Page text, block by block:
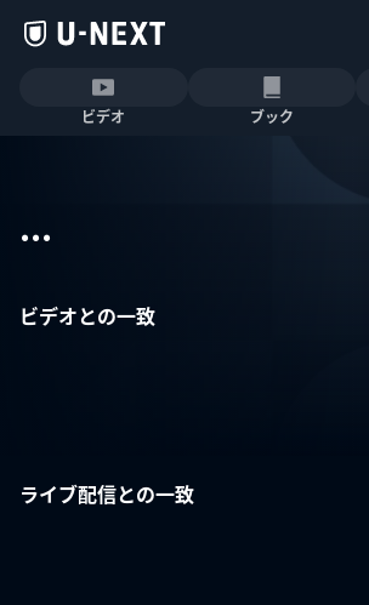
ビデオ ブック
...
ビデオとの一致
ライブ配信との一致